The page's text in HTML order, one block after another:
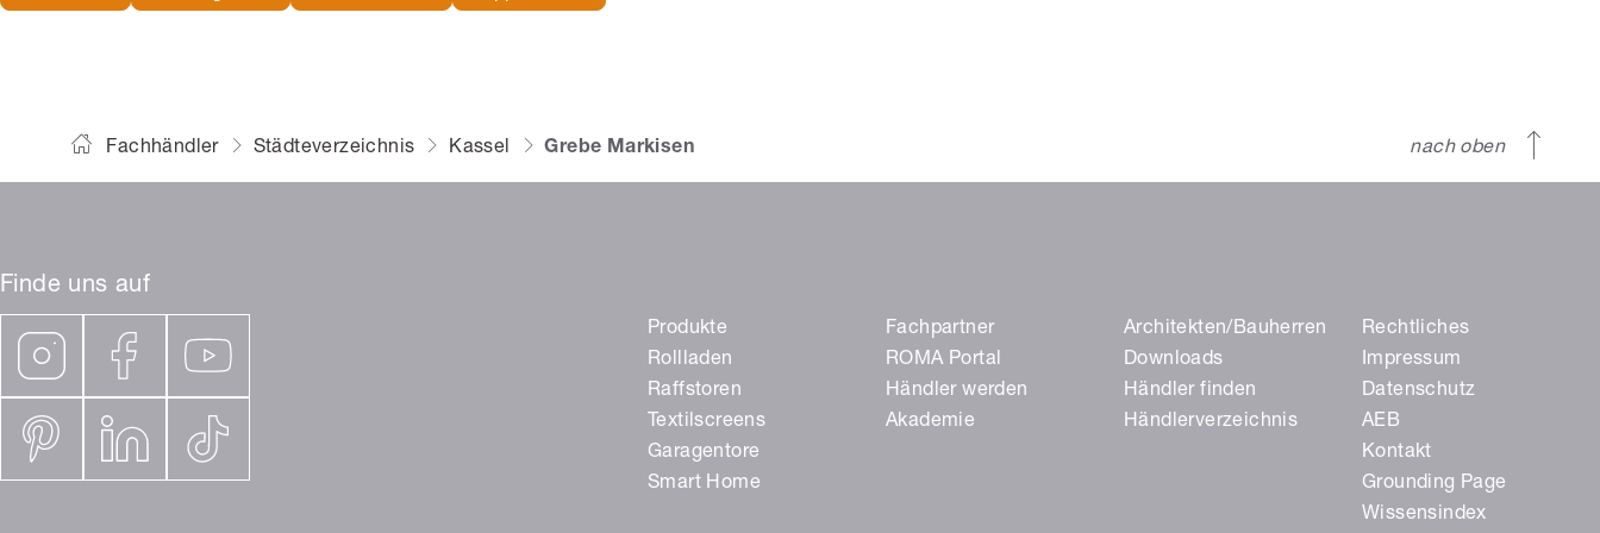
Fachhändler Städteverzeichnis Kassel Grebe Markisen nach oben
Finde uns auf
Produkte
Rollladen
Raffstoren
Textilscreens
Garagentore
Smart Home
Fachpartner
ROMA Portal
Händler werden
Akademie
Architekten/Bauherren
Downloads
Händler finden
Händlerverzeichnis
Rechtliches
Impressum
Datenschutz
AEB
Kontakt
Grounding Page
Wissensindex